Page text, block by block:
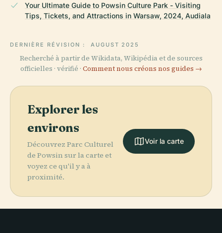
Your Ultimate Guide to Powsin Culture Park - Visiting
Tips, Tickets, and Attractions in Warsaw, 2024, Audiala
DERNIÈRE RÉVISION : AUGUST 2025
Recherché à partir de Wikidata, Wikipédia et de sources
officielles · vérifié · Comment nous créons nos guides →
Explorer les
environs
Découvrez Parc Culturel
de Powsin sur la carte et
voyez ce qu'il y a à
proximité.
Voir la carte